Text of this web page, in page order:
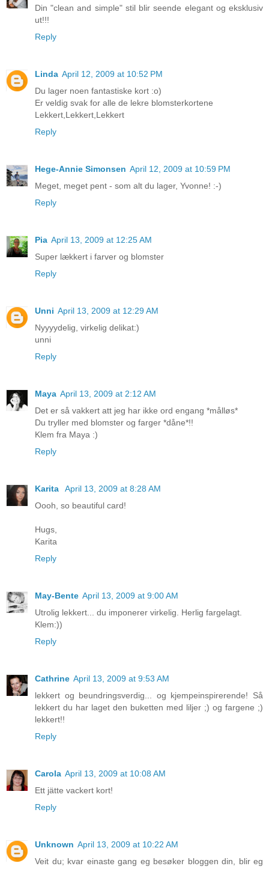
Din "clean and simple" stil blir seende elegant og eksklusiv
ut!!!
Reply
Linda April 12, 2009 at 10:52 PM
Du lager noen fantastiske kort :o)
Er veldig svak for alle de lekre blomsterkortene
Lekkert,Lekkert,Lekkert
Reply
Hege-Annie Simonsen April 12, 2009 at 10:59 PM
Meget, meget pent - som alt du lager, Yvonne! :-)
Reply
Pia April 13, 2009 at 12:25 AM
Super lækkert i farver og blomster
Reply
Unni April 13, 2009 at 12:29 AM
Nyyyydelig, virkelig delikat:)
unni
Reply
Maya April 13, 2009 at 2:12 AM
Det er så vakkert att jeg har ikke ord engang *målløs*
Du tryller med blomster og farger *dåne*!!
Klem fra Maya :)
Reply
Karita
April 13, 2009 at 8:28 AM
Oooh, so beautiful card!
Hugs,
Karita
Reply
May-Bente April 13, 2009 at 9:00 AM
Utrolig lekkert... du imponerer virkelig. Herlig fargelagt.
Klem:))
Reply
Cathrine April 13, 2009 at 9:53 AM
lekkert og beundringsverdig... og kjempeinspirerende! Så
lekkert du har laget den buketten med liljer ;) og fargene ;)
lekkert!!
Reply
Carola April 13, 2009 at 10:08 AM
Ett jätte vackert kort!
Reply
Unknown April 13, 2009 at 10:22 AM
Veit du; kvar einaste gang eg besøker bloggen din, blir eg